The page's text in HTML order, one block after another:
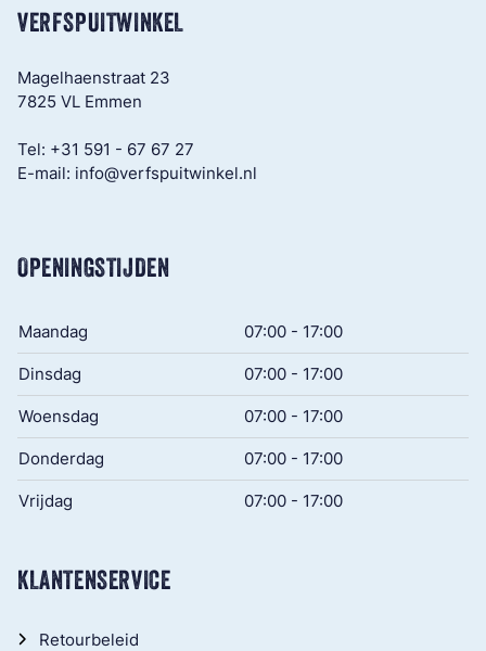
VERFSPUITWINKEL
Magelhaenstraat 23
7825 VL Emmen
Tel: +31 591 - 67 67 27
E-mail: info@verfspuitwinkel.nl
OPENINGSTIJDEN
Maandag 07:00 - 17:00
Dinsdag 07:00 - 17:00
Woensdag 07:00 - 17:00
Donderdag 07:00 - 17:00
Vrijdag 07:00 - 17:00
KLANTENSERVICE
Retourbeleid